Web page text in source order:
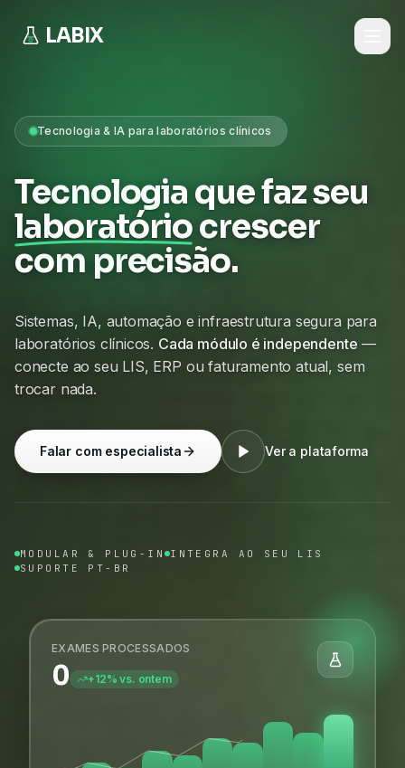
LABIX
Tecnologia & IA para laboratórios clínicos
Tecnologia que faz seu
laboratóriocrescer
com precisão.
Sistemas, IA, automação e infraestrutura segura para
laboratórios clínicos. Cada módulo é independente —
conecte ao seu LIS, ERP ou faturamento atual, sem
trocar nada.
Falar com especialista Ver a plataforma
MODULAR & PLUG-IN INTEGRA AO SEU LIS
SUPORTE PT-BR
EXAMES PROCESSADOS
0 +12% vs. ontem